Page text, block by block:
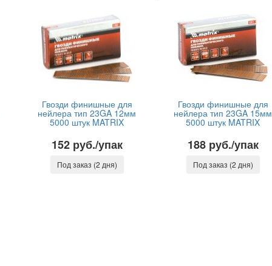
Гвозди финишные для
нейлера тип 23GA 12мм
5000 штук MATRIX
152 руб./упак
Под заказ (2 дня)
Гвозди финишные для
нейлера тип 23GA 15мм
5000 штук MATRIX
188 руб./упак
Под заказ (2 дня)